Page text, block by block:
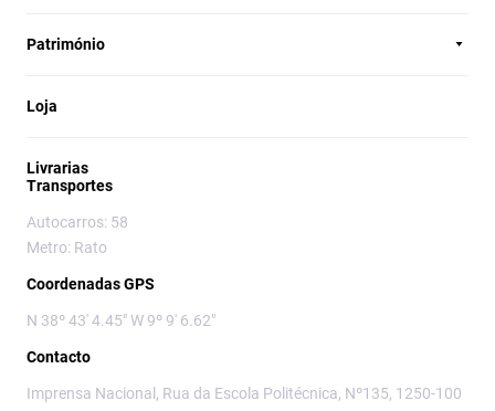
Património
Loja
Livrarias
Transportes
Autocarros: 58
Metro: Rato
Coordenadas GPS
N 38º 43' 4.45" W 9º 9' 6.62"
Contacto
Imprensa Nacional, Rua da Escola Politécnica, Nº135, 1250-100